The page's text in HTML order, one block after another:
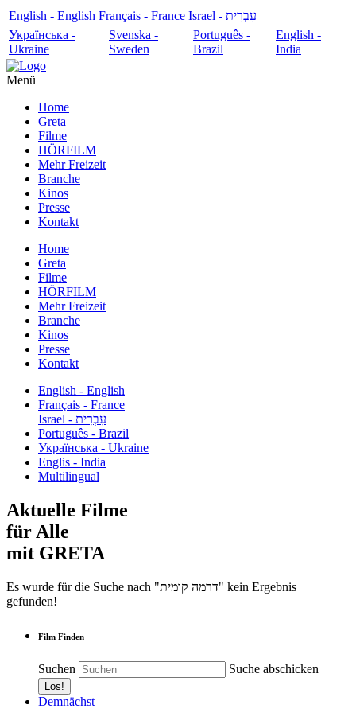
English - English Français - France
עִבְרִית - Israel
Українська -
Ukraine
Svenska -
Sweden
Português -
Brazil
English -
India
Menü
Home
Greta
Filme
HÖRFILM
Mehr Freizeit
Branche
Kinos
Presse
Kontakt
Home
Greta
Filme
HÖRFILM
Mehr Freizeit
Branche
Kinos
Presse
Kontakt
English - English
Français - France
עִבְרִית - Israel
Português - Brazil
Українська - Ukraine
Englis - India
Multilingual
Aktuelle Filme
für Alle
mit GRETA
Es wurde für die Suche nach "דרמה קומית" kein Ergebnis
gefunden!
Film Finden
Suchen Suche abschicken
Demnächst